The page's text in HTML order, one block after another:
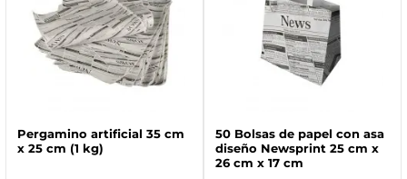
Pergamino artificial 35 cm
x 25 cm (1 kg)
50 Bolsas de papel con asa
diseño Newsprint 25 cm x
26 cm x 17 cm